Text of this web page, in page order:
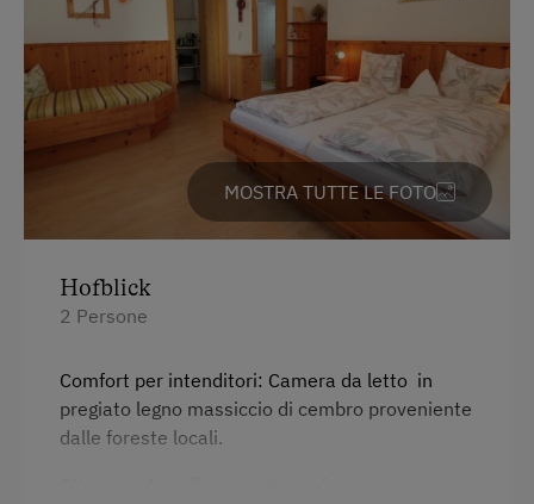
Prodotti fatti in casa
Frutteto
Distilleria artisanale
Servizi per bambini
Bambini benvenuti
Servizi dell'alloggio
Biancheria a disposizione
Piatti a disposizione
MOSTRA TUTTE LE FOTO
Hofblick
2 Persone
Comfort per intenditori: Camera da letto in
pregiato legno massiccio di cembro proveniente
dalle foreste locali.